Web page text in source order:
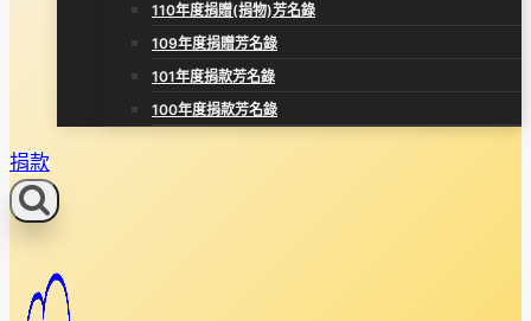
110年度捐贈(捐物)芳名錄
109年度捐贈芳名錄
101年度捐款芳名錄
100年度捐款芳名錄
捐款